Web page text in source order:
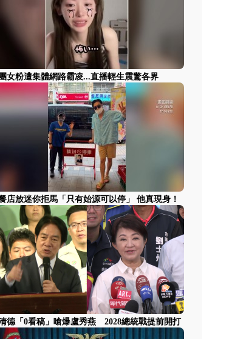
女粉遭集體網路霸凌...直播輕生震驚各界
店放迷你拒馬「只有始源可以停」 他真現身！
德「0看稿」嗆爆盧秀燕 2028總統戰提前開打